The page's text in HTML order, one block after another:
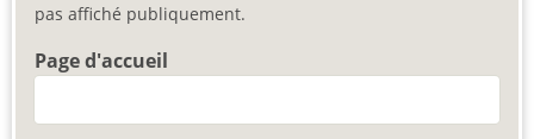
pas affiché publiquement.
Page d'accueil